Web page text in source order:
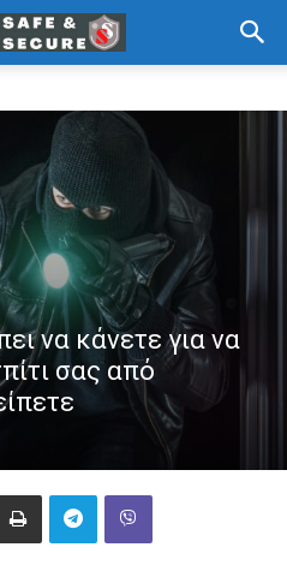
να κάνετε για να
σας από